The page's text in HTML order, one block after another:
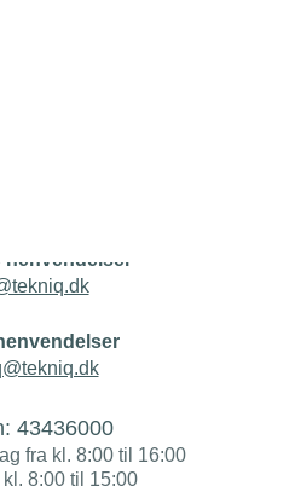
43436000
fra kl. 8:00 til 16:00
kl. 8:00 til 15:00